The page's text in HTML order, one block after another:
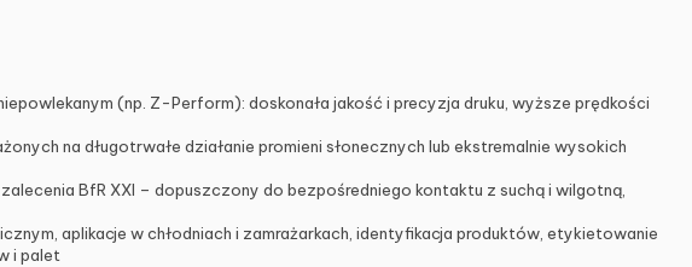
(np. Z-Perform): doskonała jakość i precyzja druku, wyższe prędkości
na długotrwałe działanie promieni słonecznych lub ekstremalnie wysokich
BfR XXI – dopuszczony do bezpośredniego kontaktu z suchą i wilgotną,
aplikacje w chłodniach i zamrażarkach, identyfikacja produktów, etykietowanie
i palet